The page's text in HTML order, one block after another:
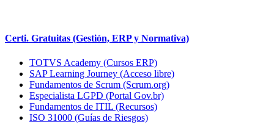
Certi. Gratuitas (Gestión, ERP y Normativa)
TOTVS Academy (Cursos ERP)
SAP Learning Journey (Acceso libre)
Fundamentos de Scrum (Scrum.org)
Especialista LGPD (Portal Gov.br)
Fundamentos de ITIL (Recursos)
ISO 31000 (Guías de Riesgos)